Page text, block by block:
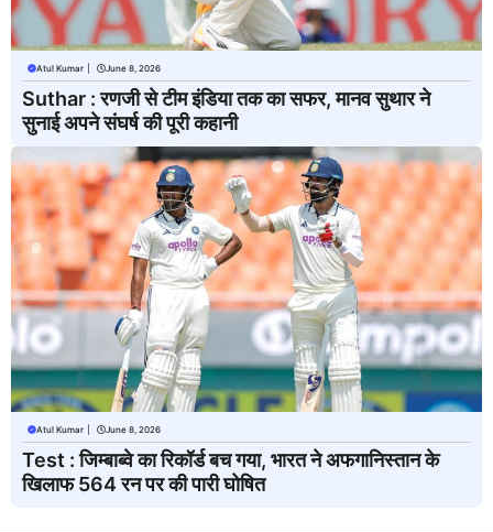
Atul Kumar June 8, 2026
Suthar : रणजी से टीम इंडिया तक का सफर, मानव सुथार ने
सुनाई अपने संघर्ष की पूरी कहानी
Atul Kumar June 8, 2026
Test : जिम्बाब्वे का रिकॉर्ड बच गया, भारत ने अफगानिस्तान के
खिलाफ 564 रन पर की पारी घोषित